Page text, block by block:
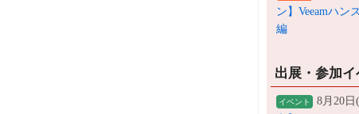
ン】Veeamハン
編
出展・参加イ
イベント 8月20